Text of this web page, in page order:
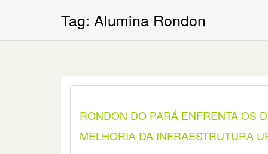
Tag: Alumina Rondon
RONDON DO PARÁ ENFRENTA OS
MELHORIA DA INFRAESTRUTURA